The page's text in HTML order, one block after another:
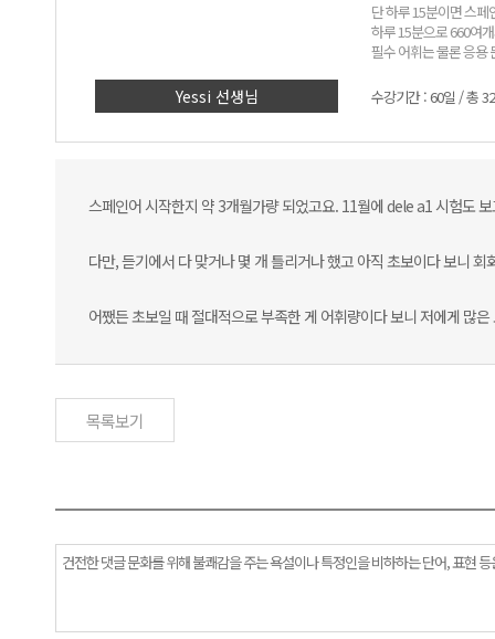
Yessi 선생님
단 하루 15분이면 스
하루 15분으로 660여
필수 어휘는 물론 응용
수강기간 : 60일 / 총
스페인어 시작한지 약 3개월가량 되었고요. 11월에 dele a1 시험도
다만, 듣기에서 다 맞거나 몇 개 틀리거나 했고 아직 초보이다 보니
어쨌든 초보일 때 절대적으로 부족한 게 어휘량이다 보니 저에게 많
목록보기